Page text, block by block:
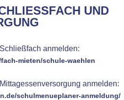
UND E
anmelden:
mieten/schule-waehlen
anmelden:
schulmenueplaner-anmeldung/